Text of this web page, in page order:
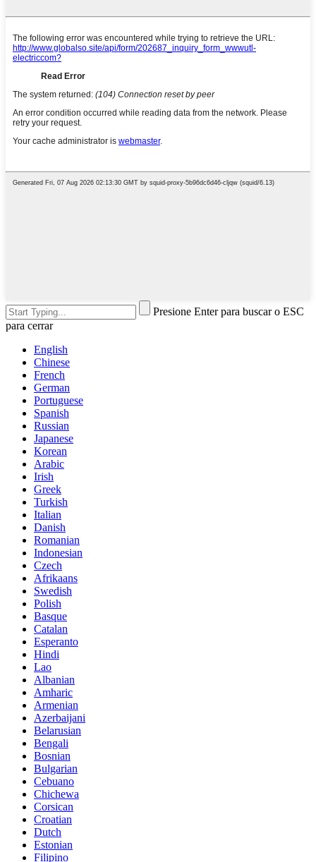
Presione Enter para buscar o ESC
para cerrar
English
Chinese
French
German
Portuguese
Spanish
Russian
Japanese
Korean
Arabic
Irish
Greek
Turkish
Italian
Danish
Romanian
Indonesian
Czech
Afrikaans
Swedish
Polish
Basque
Catalan
Esperanto
Hindi
Lao
Albanian
Amharic
Armenian
Azerbaijani
Belarusian
Bengali
Bosnian
Bulgarian
Cebuano
Chichewa
Corsican
Croatian
Dutch
Estonian
Filipino